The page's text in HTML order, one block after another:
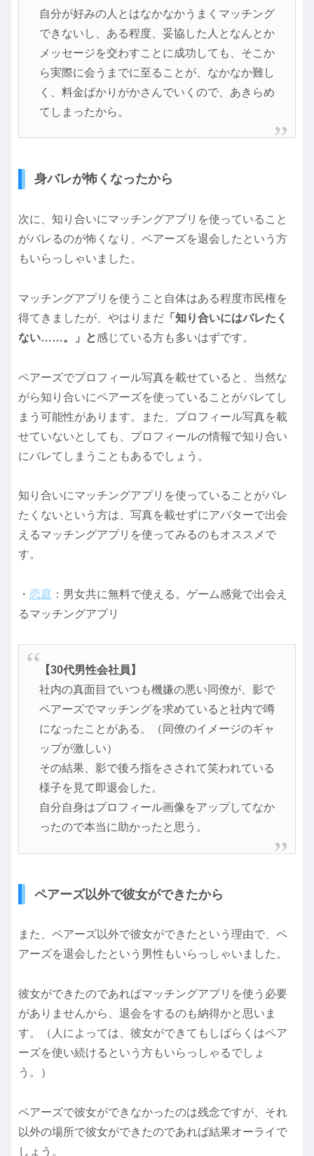
自分が好みの人とはなかなかうまくマッチング
できないし、ある程度、妥協した人となんとか
メッセージを交わすことに成功しても、そこか
ら実際に会うまでに至ることが、なかなか難し
く、料金ばかりがかさんでいくので、あきらめ
てしまったから。
身バレが怖くなったから
次に、知り合いにマッチングアプリを使っていること
がバレるのが怖くなり、ペアーズを退会したという方
もいらっしゃいました。
マッチングアプリを使うこと自体はある程度市民権を
得てきましたが、やはりまだ 「知り合いにはバレたく
ない……。」と感じている方も多いはずです。
ペアーズでプロフィール写真を載せていると、当然な
がら知り合いにペアーズを使っていることがバレてし
まう可能性があります。また、プロフィール写真を載
せていないとしても、プロフィールの情報で知り合い
にバレてしまうこともあるでしょう。
知り合いにマッチングアプリを使っていることがバレ
たくないという方は、写真を載せずにアバターで出会
えるマッチングアプリを使ってみるのもオススメで
す。
・ 恋庭 ：男女共に無料で使える。ゲーム感覚で出会え
るマッチングアプリ
【30代男性会社員】
社内の真面目でいつも機嫌の悪い同僚が、影で
ペアーズでマッチングを求めていると社内で噂
になったことがある。（同僚のイメージのギャ
ップが激しい）
その結果、影で後ろ指をさされて笑われている
様子を見て即退会した。
自分自身はプロフィール画像をアップしてなか
ったので本当に助かったと思う。
ペアーズ以外で彼女ができたから
また、ペアーズ以外で彼女ができたという理由で、ペ
アーズを退会したという男性もいらっしゃいました。
彼女ができたのであればマッチングアプリを使う必要
がありませんから、退会をするのも納得かと思いま
す。（人によっては、彼女ができてもしばらくはペア
ーズを使い続けるという方もいらっしゃるでしょ
う。）
ペアーズで彼女ができなかったのは残念ですが、それ
以外の場所で彼女ができたのであれば結果オーライで
しょう。